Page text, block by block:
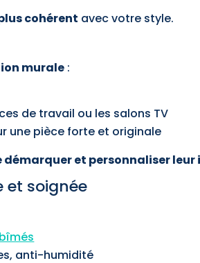
cohérent avec votre style.
murale :
de travail ou les salons TV
une pièce forte et originale
démarquer et personnaliser
et soignée
anti-humidité